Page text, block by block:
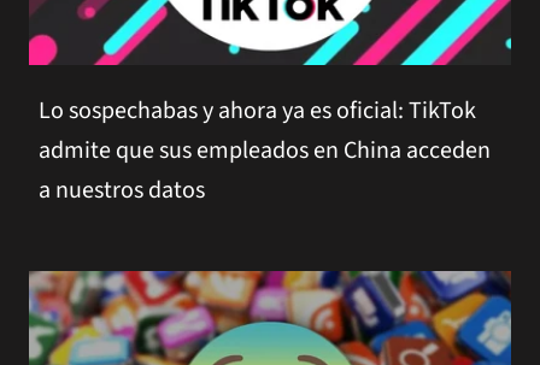
Lo sospechabas y ahora ya es oficial: TikTok
admite que sus empleados en China acceden
a nuestros datos